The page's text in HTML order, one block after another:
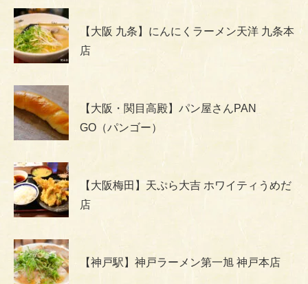
【大阪 九条】にんにくラーメン天洋 九条本
店
【大阪・関目高殿】パン屋さんPAN
GO（パンゴー）
【大阪梅田】天ぷら大吉 ホワイティうめだ
店
【神戸駅】神戸ラーメン第一旭 神戸本店